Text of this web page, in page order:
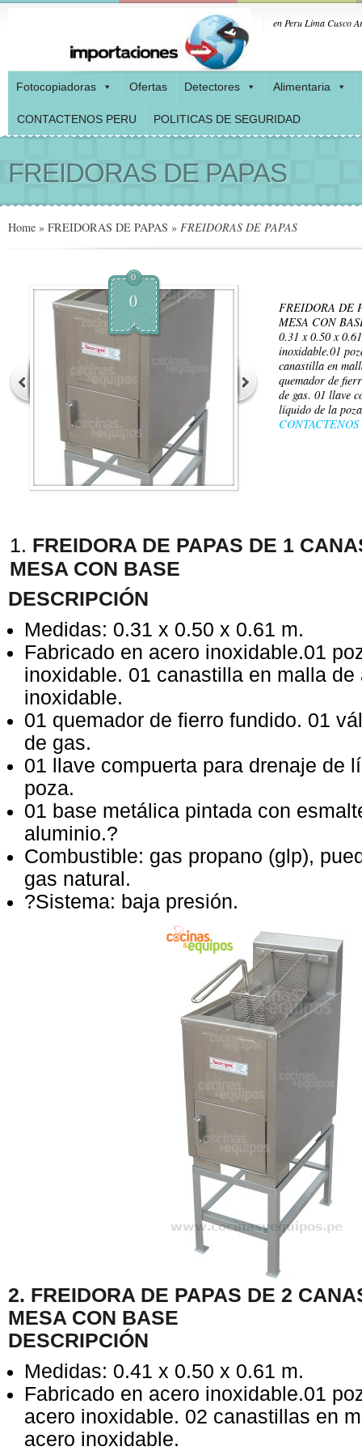
en Peru Lima Cusco
Fotocopiadoras Ofertas Detectores Alimentaria
CONTACTENOS PERU POLITICAS DE SEGURIDAD
FREIDORAS DE PAPAS
Home » FREIDORAS DE PAPAS » FREIDORAS DE PAPAS
0
0
FREIDORA DE
MESA CON
0.31 x 0.50 x
inoxidable.01
canastilla en
quemador de
de gas. 01 llave
líquido de la
CONTACTENOS
FREIDORA DE PAPAS DE 1
MESA CON BASE
DESCRIPCIÓN
Medidas: 0.31 x 0.50 x 0.61 m.
Fabricado en acero inoxidable.01
inoxidable. 01 canastilla en malla de
inoxidable.
01 quemador de fierro fundido. 01
de gas.
01 llave compuerta para drenaje de
poza.
01 base metálica pintada con
aluminio.?
Combustible: gas propano (glp),
gas natural.
?Sistema: baja presión.
2. FREIDORA DE PAPAS DE 2
MESA CON BASE
DESCRIPCIÓN
Medidas: 0.41 x 0.50 x 0.61 m.
Fabricado en acero inoxidable.01
acero inoxidable. 02 canastillas en
acero inoxidable.